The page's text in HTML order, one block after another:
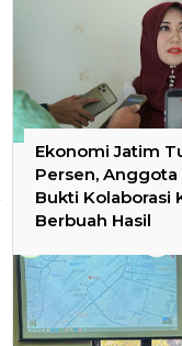
Ekonomi Jatim
Persen, Anggota
Bukti Kolaborasi
Berbuah Hasil